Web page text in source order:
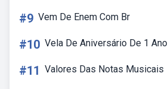
#9 Vem De Enem Com Br
#10 Vela De Aniversário De 1 Ano
#11 Valores Das Notas Musicais